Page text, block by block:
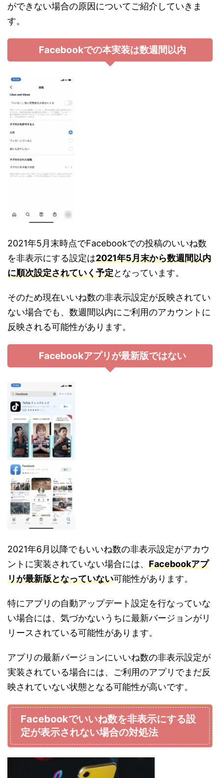
ができない場合の原因についてご紹介していきま
す。
Facebookでの本実装は数週間以内
2021年5月末時点でFacebookでの投稿のいいね数
を非表示にする設定は2021年5月末から数週間以内
に順次設定されていく予定となっています。
そのため現在いいね数の非表示設定が反映されてい
ない場合でも、数週間以内にご利用のアカウントに
反映される可能性があります。
Facebookアプリが最新版ではない
2021年6月以降でもいいね数の非表示設定がアカウ
ントに実装されていない場合には、 Facebookアプ
リが最新版となっていない可能性があります。
特にアプリの自動アップデート設定を行なっていな
い場合には、気づかないうちに最新バージョンがリ
リースされている可能性があります。
アプリの最新バージョンにいいね数の非表示設定が
実装されている場合には、ご利用のアプリでまだ反
映されていない状態となる可能性が高いです。
Facebookでいいね数を非表示にする設
定が表示されない場合の対処法